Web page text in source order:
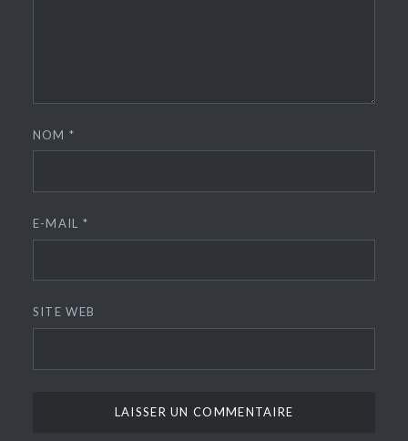
NOM*
E-MAIL *
SITE WEB